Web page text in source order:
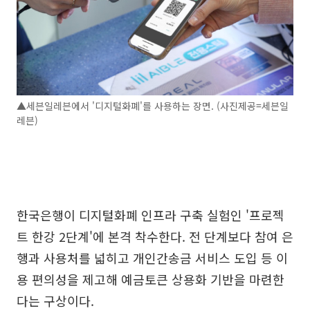
▲세븐일레븐에서 '디지털화폐'를 사용하는 장면. (사진제공=세븐일
레븐)
한국은행이 디지털화폐 인프라 구축 실험인 '프로젝
트 한강 2단계'에 본격 착수한다. 전 단계보다 참여 은
행과 사용처를 넓히고 개인간송금 서비스 도입 등 이
용 편의성을 제고해 예금토큰 상용화 기반을 마련한
다는 구상이다.